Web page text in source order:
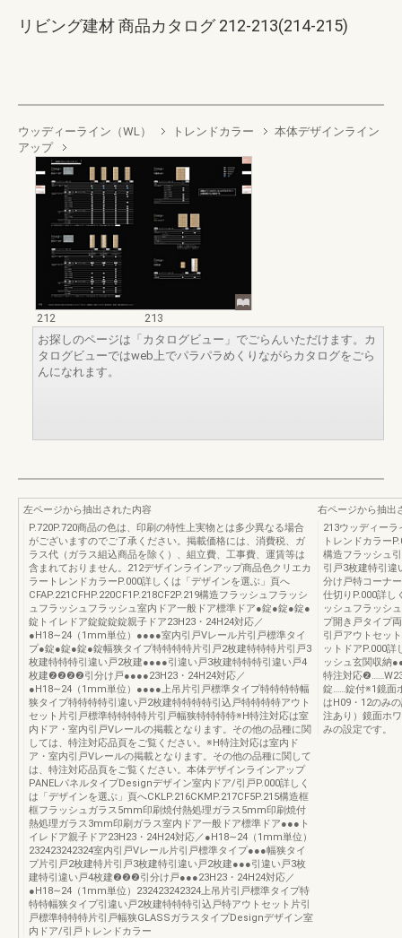
リビング建材 商品カタログ 212-213(214-215)
ウッディーライン（WL） トレンドカラー
本体デザインライン
アップ
212
213
お探しのページは「カタログビュー」でごらんいただけます。カ
タログビューではweb上でパラパラめくりながらカタログをごら
んになれます。
左ページから抽出された内容
P.720P.720商品の色は、印刷の特性上実物とは多少異なる場合
がございますのでご了承ください。掲載価格には、消費税、ガ
ラス代（ガラス組込商品を除く）、組立費、工事費、運賃等は
含まれておりません。212デザインラインアップ商品色クリエカ
ラートレンドカラーP.000詳しくは「デザインを選ぶ」頁へ
CFAP.221CFHP.220CF1P.218CF2P.219構造フラッシュフラッシ
ュフラッシュフラッシュ室内ドア一般ドア標準ドア●錠●錠●錠●
錠トイレドア錠錠錠錠親子ドア23H23・24H24対応／
●H18∼24（1mm単位）●●●●室内引戸Vレール片引戸標準タイ
プ●錠●錠●錠●錠幅狭タイプ特特特特片引戸2枚建特特特片引戸3
枚建特特特引違い戸2枚建●●●●引違い戸3枚建特特特引違い戸4
枚建❷❷❷❷引分け戸●●●●23H23・24H24対応／
●H18∼24（1mm単位）●●●●上吊片引戸標準タイプ特特特特幅
狭タイプ特特特特引違い戸2枚建特特特特引込戸特特特特アウト
セット片引戸標準特特特特片引戸幅狭特特特特※H特注対応は室
内ドア・室内引戸Vレールの掲載となります。その他の品種に関
しては、特注対応品頁をご覧ください。※H特注対応は室内ド
ア・室内引戸Vレールの掲載となります。その他の品種に関して
は、特注対応品頁をご覧ください。本体デザインラインアップ
PANELパネルタイプDesignデザイン室内ドア/引戸P.000詳しく
は「デザインを選ぶ」頁へCKLP.216CKMP.217CF5P.215構造框
框フラッシュガラス5mm印刷焼付熱処理ガラス5mm印刷焼付
熱処理ガラス3mm印刷ガラス室内ドア一般ドア標準ドア●●●ト
イレドア親子ドア23H23・24H24対応／●H18∼24（1mm単位）
232423242324室内引戸Vレール片引戸標準タイプ●●●幅狭タイ
プ片引戸2枚建特片引戸3枚建特引違い戸2枚建●●●引違い戸3枚
建特引違い戸4枚建❷❷❷引分け戸●●●23H23・24H24対応／
●H18∼24（1mm単位）232423242324上吊片引戸標準タイプ特
特特幅狭タイプ引違い戸2枚建特特特引込戸特アウトセット片引
戸標準特特特片引戸幅狭GLASSガラスタイプDesignデザイン室
内ドア/引戸トレンドカラー
右ページから抽出
213ウッディー
トレンドカラー
構造フラッシュ
引戸3枚建特引違
分け戸特コーナ
仕切りP.000詳し
ッシュフラッシ
プ開き戸タイプ
引戸アウトセッ
ットドアP.000
ッシュ玄関収納
特注対応
錠……錠付※1鏡面
はH09・12のみ
注あり）鏡面ホ
みの設定です。